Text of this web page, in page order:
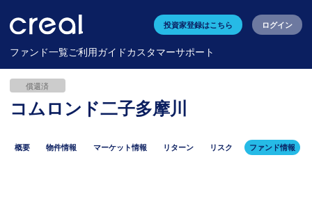
投資家登録はこちら ログイン
ファンド一覧ご利用ガイドカスタマーサポート
償還済
コムロンド二子多摩川
概要 物件情報 マーケット情報 リターン リスク ファンド情報